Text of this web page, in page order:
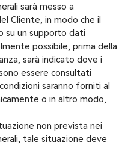
sarà messo a
Cliente, in modo che il
su un supporto dati
possibile, prima della
sarà indicato dove i
essere consultati
saranno forniti al
o in altro modo,
non prevista nei
tale situazione deve